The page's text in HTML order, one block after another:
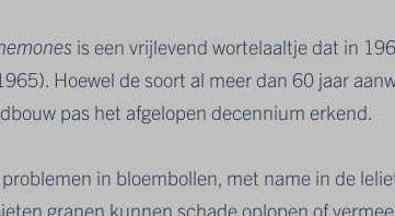
is een vrijlevend wortelaaltje dat in
Hoewel de soort al meer dan 60 jaar
pas het afgelopen decennium erkend.
in bloembollen, met name in de
granen kunnen schade oplopen of